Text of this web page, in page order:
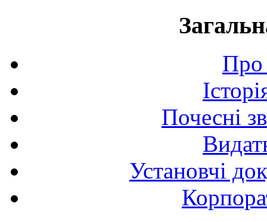
Про
Почесні
Установчі